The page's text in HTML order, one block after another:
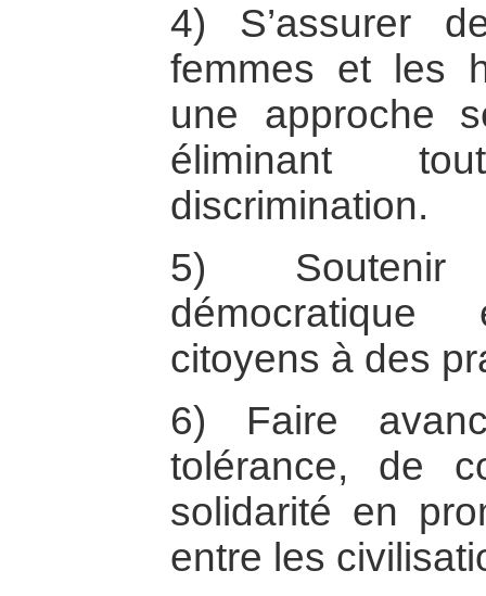
4) S’assurer
femmes et les
une approche
éliminant
discrimination.
5) Soutenir
citoyens à des
6) Faire
tolérance, de
solidarité en
entre les